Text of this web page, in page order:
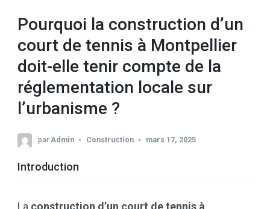
Pourquoi la construction d’un
court de tennis à Montpellier
doit-elle tenir compte de la
réglementation locale sur
l’urbanisme ?
par Admin Construction mars 17, 2025
Introduction
La construction d’un court de tennis à